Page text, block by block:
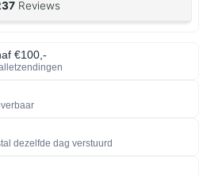
€100,-
dezelfde dag verstuurd